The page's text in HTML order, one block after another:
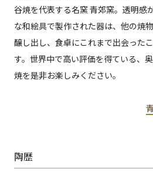
谷焼を代表する名窯 青郊窯。透明感
な和絵具で製作された器は、他の焼
醸し出し、食卓にこれまで出会った
す。世界中で高い評価を得ている、
焼を是非お楽しみください。
陶歴